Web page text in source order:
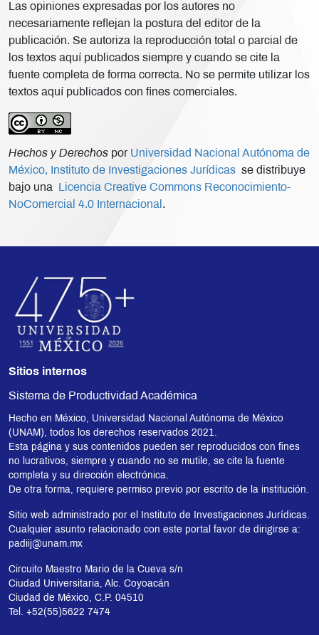
Las opiniones expresadas por los autores no
necesariamente reflejan la postura del editor de la
publicación. Se autoriza la reproducción total o parcial de
los textos aquí publicados siempre y cuando se cite la
fuente completa de forma correcta. No se permite utilizar los
textos aquí publicados con fines comerciales.
Hechos y Derechos por Universidad Nacional Autónoma de
México, Instituto de Investigaciones Jurídicas se distribuye
bajo una
Licencia Creative Commons Reconocimiento-
NoComercial 4.0 Internacional .
Sitios internos
Sistema de Productividad Académica
Hecho en México, Universidad Nacional Autónoma de México
(UNAM), todos los derechos reservados 2021.
Esta página y sus contenidos pueden ser reproducidos con fines
no lucrativos, siempre y cuando no se mutile, se cite la fuente
completa y su dirección electrónica.
De otra forma, requiere permiso previo por escrito de la institución.
Sitio web administrado por el Instituto de Investigaciones Jurídicas.
Cualquier asunto relacionado con este portal favor de dirigirse a:
padiij@unam.mx
Circuito Maestro Mario de la Cueva s/n
Ciudad Universitaria, Alc. Coyoacán
Ciudad de México, C.P. 04510
Tel. +52(55)5622 7474